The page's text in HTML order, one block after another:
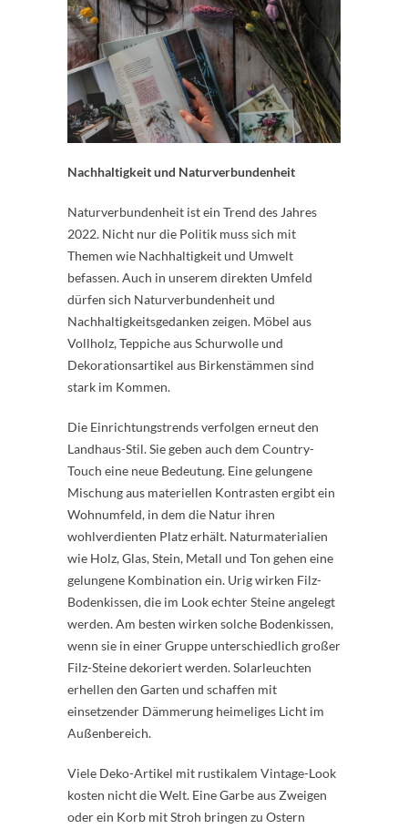
Nachhaltigkeit und Naturverbundenheit
Naturverbundenheit ist ein Trend des Jahres
2022. Nicht nur die Politik muss sich mit
Themen wie Nachhaltigkeit und Umwelt
befassen. Auch in unserem direkten Umfeld
dürfen sich Naturverbundenheit und
Nachhaltigkeitsgedanken zeigen. Möbel aus
Vollholz, Teppiche aus Schurwolle und
Dekorationsartikel aus Birkenstämmen sind
stark im Kommen.
Die Einrichtungstrends verfolgen erneut den
Landhaus-Stil. Sie geben auch dem Country-
Touch eine neue Bedeutung. Eine gelungene
Mischung aus materiellen Kontrasten ergibt ein
Wohnumfeld, in dem die Natur ihren
wohlverdienten Platz erhält. Naturmaterialien
wie Holz, Glas, Stein, Metall und Ton gehen eine
gelungene Kombination ein. Urig wirken Filz-
Bodenkissen, die im Look echter Steine angelegt
werden. Am besten wirken solche Bodenkissen,
wenn sie in einer Gruppe unterschiedlich großer
Filz-Steine dekoriert werden. Solarleuchten
erhellen den Garten und schaffen mit
einsetzender Dämmerung heimeliges Licht im
Außenbereich.
Viele Deko-Artikel mit rustikalem Vintage-Look
kosten nicht die Welt. Eine Garbe aus Zweigen
oder ein Korb mit Stroh bringen zu Ostern